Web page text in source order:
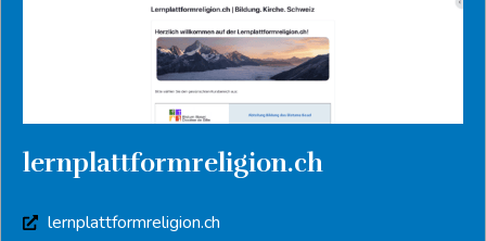
lernplattformreligion.ch
lernplattformreligion.ch